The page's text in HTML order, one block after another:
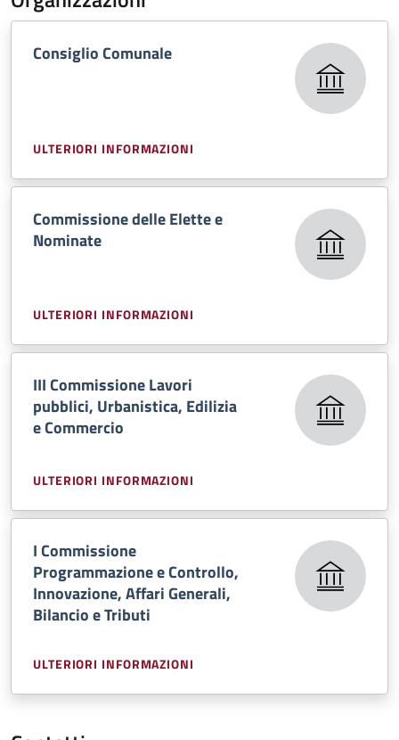
Consiglio Comunale
ULTERIORI INFORMAZIONI
Commissione delle Elette e
Nominate
ULTERIORI INFORMAZIONI
III Commissione Lavori
pubblici, Urbanistica, Edilizia
e Commercio
ULTERIORI INFORMAZIONI
I Commissione
Programmazione e Controllo,
Innovazione, Affari Generali,
Bilancio e Tributi
ULTERIORI INFORMAZIONI